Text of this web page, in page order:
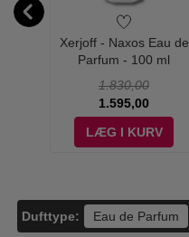
Xerjoff - Naxos Eau de
Parfum - 100 ml
1.830,00
1.595,00
LÆG I KURV
Dufttype: Eau de Parfum